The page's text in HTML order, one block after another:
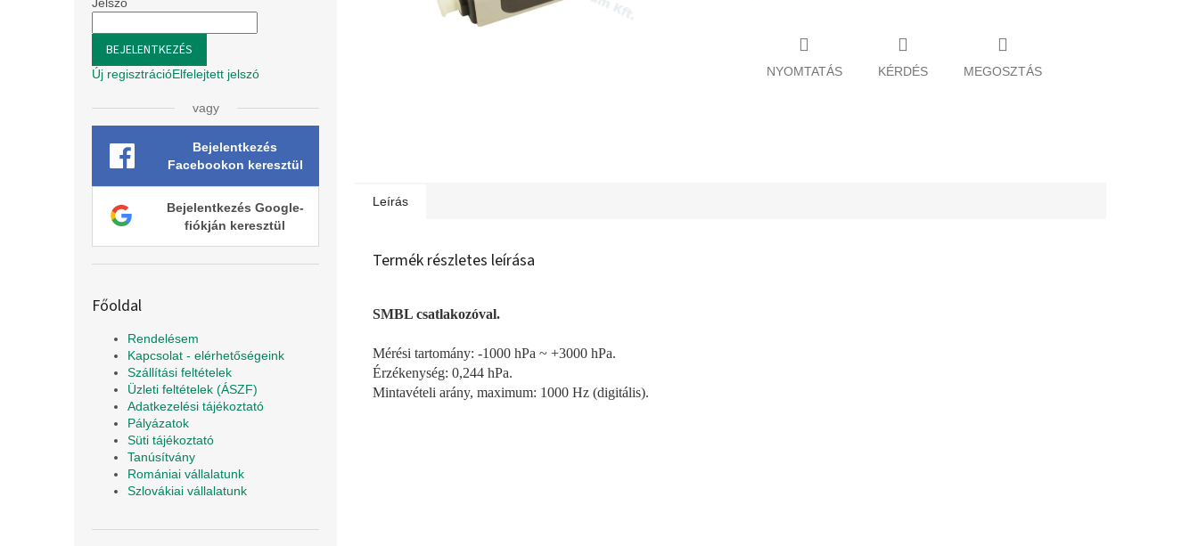
BEJELENTKEZÉS
Új regisztrációElfelejtett jelszó
vagy
Bejelentkezés
Facebookon keresztül
Bejelentkezés Google-
fiókján keresztül
Főoldal
Rendelésem
Kapcsolat - elérhetőségeink
Szállítási feltételek
Üzleti feltételek (ÁSZF)
Adatkezelési tájékoztató
Pályázatok
Süti tájékoztató
Tanúsítvány
Romániai vállalatunk
Szlovákiai vállalatunk
NYOMTATÁS KÉRDÉS MEGOSZTÁS
Leírás
Termék részletes leírása
SMBL csatlakozóval.
Mérési tartomány: -1000 hPa ~ +3000 hPa.
Érzékenység: 0,244 hPa.
Mintavételi arány, maximum: 1000 Hz (digitális).